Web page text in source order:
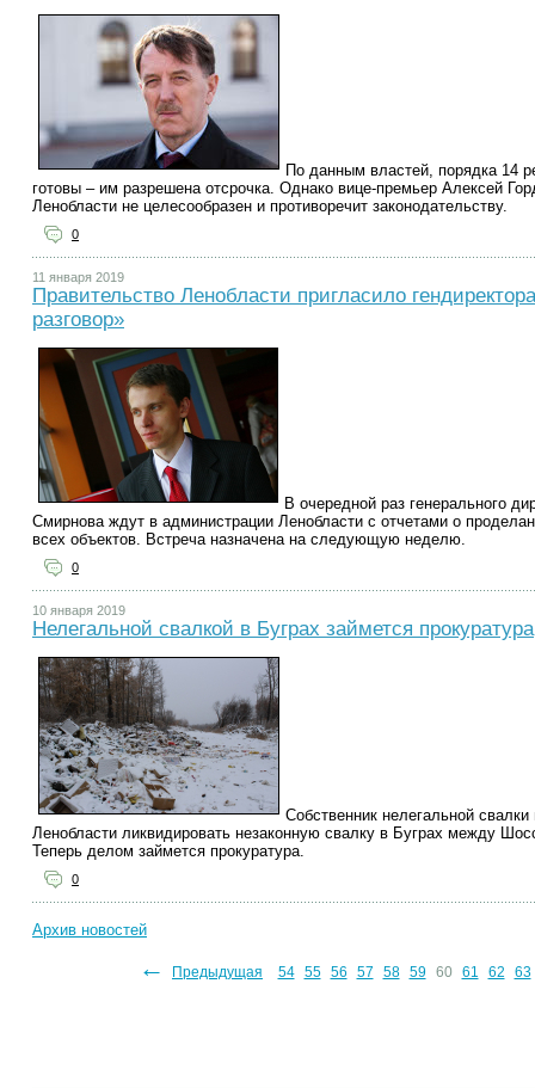
По данным властей, порядка 14
готовы – им разрешена отсрочка. Однако вице-премьер Алексей
Ленобласти не целесообразен и противоречит законодательству.
0
11 января 2019
Правительство Ленобласти пригласило
разговор»
В очередной раз генерального
Смирнова ждут в администрации Ленобласти с отчетами о
всех объектов. Встреча назначена на следующую неделю.
0
10 января 2019
Нелегальной свалкой в Буграх займется прокуратура
Собственник нелегальной
Ленобласти ликвидировать незаконную свалку в Буграх между
Теперь делом займется прокуратура.
0
Архив новостей
← Предыдущая
49 50 51 52 53 54 55 56 57 58 59 60 61 62 63